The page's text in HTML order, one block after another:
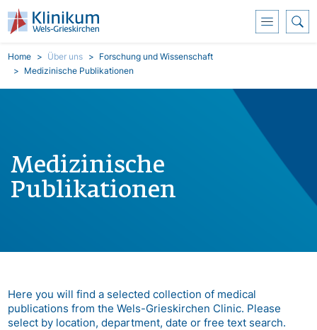
Skip to main content
Breadcrumb
Home Über uns
Forschung und Wissenschaft
Medizinische Publikationen
Medizinische
Publikationen
Here you will find a selected collection of medical
publications from the Wels-Grieskirchen Clinic. Please
select by location, department, date or free text search.